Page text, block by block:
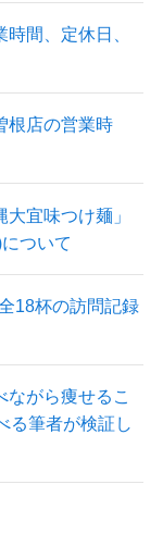
間、定休日、
根店の営業時
宜味つけ麺」
ついて
18杯の訪問記録
ながら痩せるこ
る筆者が検証し